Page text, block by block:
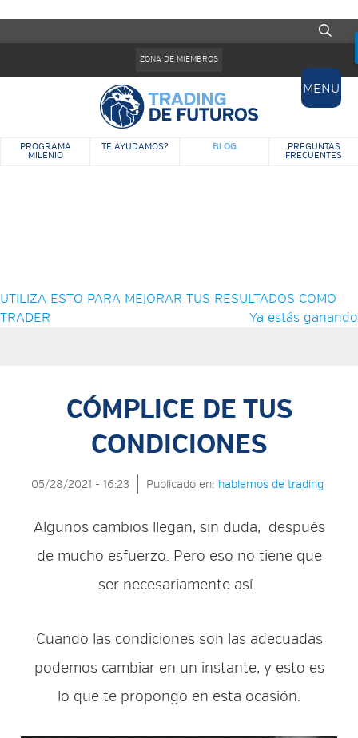
ZONA DE MIEMBROS
PROGRAMA
MILENIO
TE AYUDAMOS? BLOG
PREGUNTAS
FRECUENTES
MENU
UTILIZA ESTO PARA MEJORAR TUS RESULTADOS COMO
TRADER
Ya estás ganando
CÓMPLICE DE TUS
CONDICIONES
05/28/2021 - 16:23 Publicado en: hablemos de trading
Algunos cambios llegan, sin duda, después
de mucho esfuerzo. Pero eso no tiene que
ser necesariamente así.
Cuando las condiciones son las adecuadas
podemos cambiar en un instante, y esto es
lo que te propongo en esta ocasión.